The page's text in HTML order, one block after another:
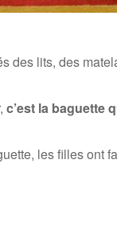
des lits, des
c’est la baguette
les filles ont